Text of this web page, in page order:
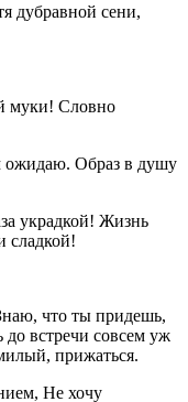
дубравной сени,
муки! Словно
ожидаю. Образ в душу
украдкой! Жизнь
сладкой!
что ты придешь,
до встречи совсем уж
прижаться.
Не хочу